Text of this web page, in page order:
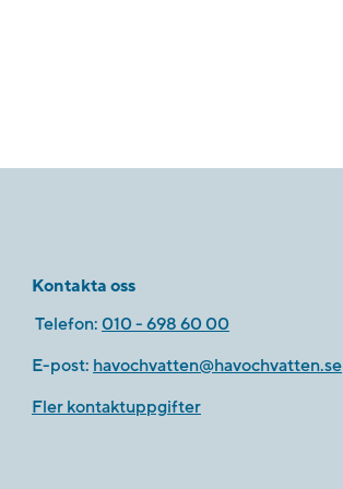
Kontakta oss
Telefon: 010 - 698 60 00
E-post: havochvatten@havochvatten.se
Fler kontaktuppgifter